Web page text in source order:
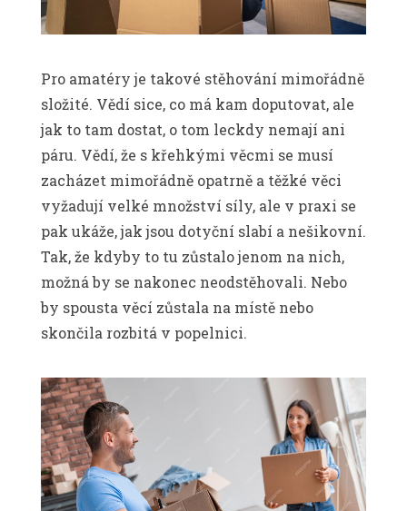
Pro amatéry je takové stěhování mimořádně
složité. Vědí sice, co má kam doputovat, ale
jak to tam dostat, o tom leckdy nemají ani
páru. Vědí, že s křehkými věcmi se musí
zacházet mimořádně opatrně a těžké věci
vyžadují velké množství síly, ale v praxi se
pak ukáže, jak jsou dotyční slabí a nešikovní.
Tak, že kdyby to tu zůstalo jenom na nich,
možná by se nakonec neodstěhovali. Nebo
by spousta věcí zůstala na místě nebo
skončila rozbitá v popelnici.